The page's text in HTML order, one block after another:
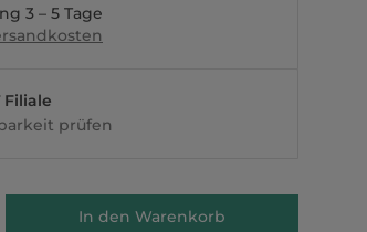
3 – 5 Tage
Filiale
prüfen
In den Warenkorb